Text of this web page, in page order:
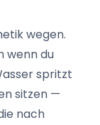
wegen.
wenn du
spritzt
sitzen —
nach